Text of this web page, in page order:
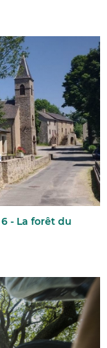
- La forêt du